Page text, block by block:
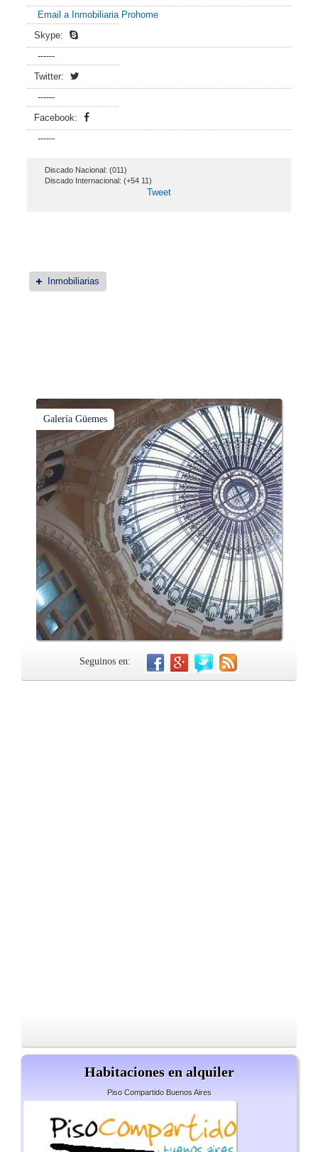
Email a Inmobiliaria Prohome
Skype:
------
Twitter:
------
Facebook:
------
Discado Nacional: (011)
Discado Internacional: (+54 11)
Tweet
Inmobiliarias
Galería Güemes
Seguinos en:
Habitaciones en alquiler
Piso Compartido Buenos Aires